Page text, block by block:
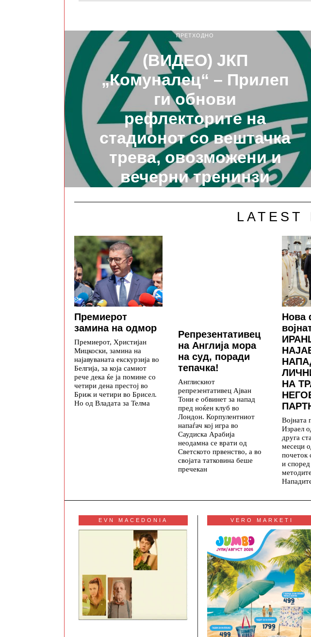
ПРЕТХОДНО
(ВИДЕО) ЈКП
„Комуналец“ – Прилеп
ги обнови
рефлекторите на
стадионот со вештачка
трева, овозможени и
вечерни тренинзи
LATEST
Премиерот
замина на одмор
Премиерот, Христијан
Мицкоски, замина на
најавуваната екскурзија во
Белгија, за која самиот
рече дека ќе ја помине со
четири дена престој во
Бриж и четири во Брисел.
Но од Владата за Телма
Репрезентативец
на Англија мора
на суд, поради
тепачка!
Англискиот
репрезентативец Ајван
Тони е обвинет за напад
пред ноќен клуб во
Лондон. Корпулентниот
напаѓач кој игра во
Саудиска Арабија
неодамна се врати од
Светското првенство, а во
својата татковина беше
пречекан
Нова
НА
Војната
Израел
друга
месеци
почеток
и
EVN MACEDONIA VERO MARKETI